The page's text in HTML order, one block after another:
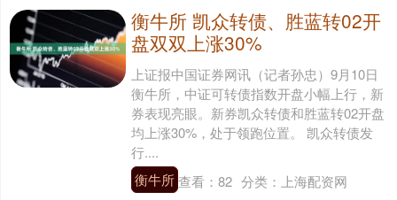
衡牛所 凯众转债、胜蓝转02开
盘双双上涨30%
上证报中国证券网讯（记者孙忠）9月10日
衡牛所，中证可转债指数开盘小幅上行，新
券表现亮眼。新券凯众转债和胜蓝转02开盘
均上涨30%，处于领跑位置。 凯众转债发
行....
衡牛所查看： 82 分类： 上海配资网